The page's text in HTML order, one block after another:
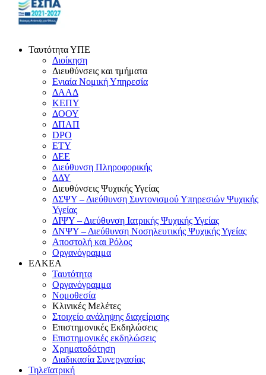
Ταυτότητα ΥΠΕ
Διοίκηση
Διευθύνσεις και τμήματα
Ενιαία Νομική Υπηρεσία
ΔΑΑΔ
ΚΕΠΥ
ΔΟΟΥ
ΔΠΑΠ
DPO
ΕΤΥ
ΔΕΕ
Διεύθυνση Πληροφορικής
ΔΔΥ
Διευθύνσεις Ψυχικής Υγείας
ΔΣΨΥ – Διεύθυνση Συντονισμού Υπηρεσιών Ψυχικής
Υγείας
ΔΙΨΥ – Διεύθυνση Ιατρικής Ψυχικής Υγείας
ΔΝΨΥ – Διεύθυνση Νοσηλευτικής Ψυχικής Υγείας
Αποστολή και Ρόλος
Οργανόγραμμα
ΕΛΚΕΑ
Ταυτότητα
Οργανόγραμμα
Νομοθεσία
Κλινικές Μελέτες
Στοιχείο ανάληψης διαχείρισης
Επιστημονικές Εκδηλώσεις
Επιστημονικές εκδηλώσεις
Χρηματοδότηση
Διαδικασία Συνεργασίας
Τηλεϊατρική